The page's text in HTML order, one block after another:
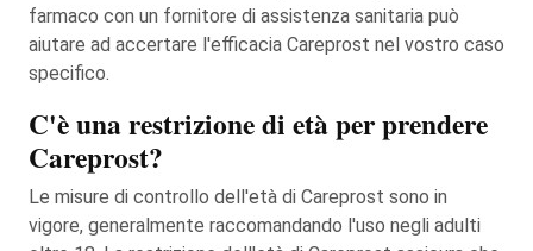
farmaco con un fornitore di assistenza sanitaria può
aiutare ad accertare l'efficacia Careprost nel vostro caso
specifico.
C'è una restrizione di età per prendere
Careprost?
Le misure di controllo dell'età di Careprost sono in
vigore, generalmente raccomandando l'uso negli adulti